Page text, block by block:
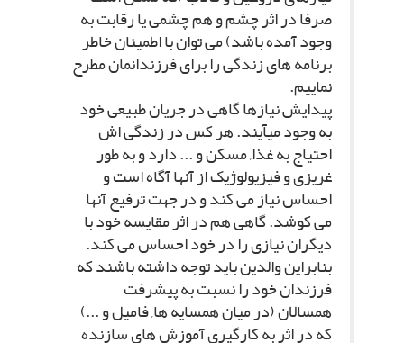
صرفا در اثر چشم و هم چشمى یا رقابت به
وجود آمده باشد) مى توان با اطمینان خاطر
برنامه هاى زندگى را براى فرزندانمان مطرح
نماییم.
پیدایش نیازها گاهى در جریان طبیعى خود
به وجود مىآیند. هر کس در زندگى اش
احتیاج به غذا, مسکن و ... دارد و به طور
غریزى و فیزیولوژیک از آنها آگاه است و
احساس نیاز مى کند و در جهت ترفیع آنها
مى کوشد. گاهى هم در اثر مقایسه خود با
دیگران نیازى را در خود احساس مى کند.
بنابراین والدین باید توجه داشته باشند که
فرزندان خود را نسبت به پیشرفت
همسالان (در میان همسایه ها, فامیل و ...)
که در اثر به کارگیرى آموزش هاى سازنده